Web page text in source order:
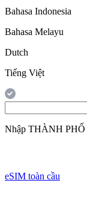
Bahasa Indonesia
Bahasa Melayu
Dutch
Tiếng Việt
Nhập THÀNH PHỐ
eSIM toàn cầu